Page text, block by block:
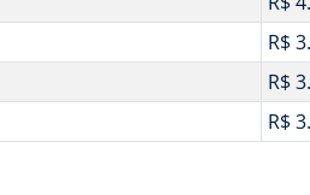
R$
R$
R$